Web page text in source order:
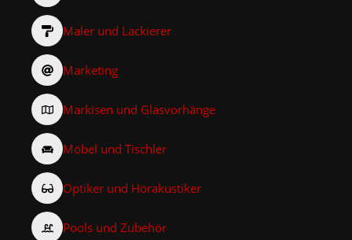
Maler und Lackierer
Marketing
Markisen und Glasvorhänge
Möbel und Tischler
Optiker und Hörakustiker
Pools und Zubehör